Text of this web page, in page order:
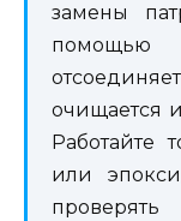
замены
помощью
очищается
Работайте
или